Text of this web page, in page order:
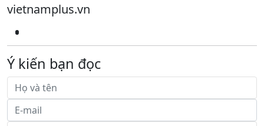
vietnamplus.vn
Ý kiến bạn đọc